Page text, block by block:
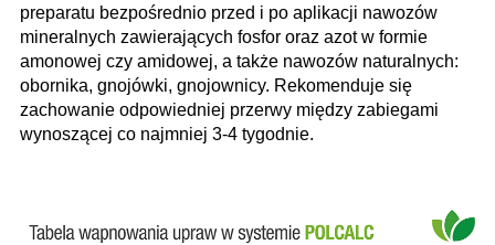
preparatu bezpośrednio przed i po aplikacji nawozów
mineralnych zawierających fosfor oraz azot w formie
amonowej czy amidowej, a także nawozów naturalnych:
obornika, gnojówki, gnojownicy. Rekomenduje się
zachowanie odpowiedniej przerwy między zabiegami
wynoszącej co najmniej 3-4 tygodnie.